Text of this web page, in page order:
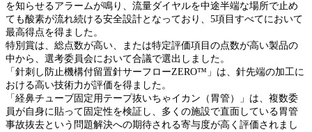
を知らせるアラームが鳴り、流量ダイヤルを中途半端な場所で止め
ても酸素が流れ続ける安全設計となっており、5項目すべてにおいて
最高得点を得ました。
特別賞は、総点数が高い、または特定評価項目の点数が高い製品の
中から、選考委員会において合議で選出しました。
「針刺し防止機構付留置針サーフローZERO™」は、針先端の加工に
おける高い技術力が評価を得ました。
「経鼻チューブ固定用テープ抜いちゃイカン（胃管）」は、複数委
員が自身に貼って固定性を検証し、多くの施設で直面している胃管
事故抜去という問題解決への期待される寄与度が高く評価されまし